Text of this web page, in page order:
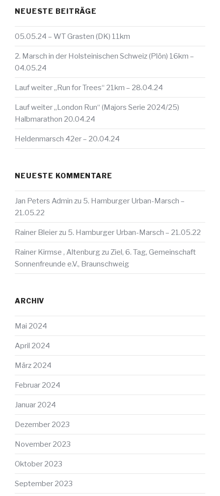
NEUESTE BEITRÄGE
05.05.24 – WT Grasten (DK) 11km
2. Marsch in der Holsteinischen Schweiz (Plön) 16km –
04.05.24
Lauf weiter „Run for Trees“ 21km – 28.04.24
Lauf weiter „London Run“ (Majors Serie 2024/25)
Halbmarathon 20.04.24
Heldenmarsch 42er – 20.04.24
NEUESTE KOMMENTARE
Jan Peters Admin zu 5. Hamburger Urban-Marsch –
21.05.22
Rainer Bleierzu 5. Hamburger Urban-Marsch – 21.05.22
Rainer Kirmse , Altenburgzu Ziel, 6. Tag, Gemeinschaft
Sonnenfreunde e.V., Braunschweig
ARCHIV
Mai 2024
April 2024
März 2024
Februar 2024
Januar 2024
Dezember 2023
November 2023
Oktober 2023
September 2023